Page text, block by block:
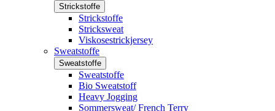
Strickstoffe
Strickstoffe
Stricksweat
Viskosestrickjersey
Sweatstoffe
Sweatstoffe
Sweatstoffe
Bio Sweatstoff
Heavy Jogging
Sommersweat/ French Terry